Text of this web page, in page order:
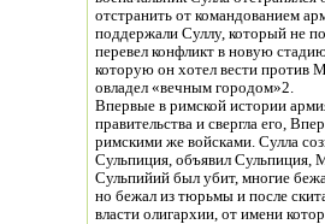
отстранить от командованием
поддержали Суллу, который не
перевел конфликт в новую
которую он хотел вести против
овладел «вечным городом»2.
Впервые в римской истории
правительства и свергла его,
римскими же войсками. Сулла
Сульпиция, объявил Сульпиция,
Сульпийий был убит, многие
но бежал из тюрьмы и после
власти олигархии, от имени